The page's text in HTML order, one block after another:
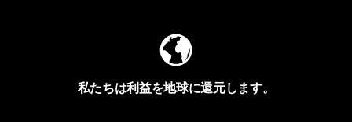
私たちは利益を地球に還元します。